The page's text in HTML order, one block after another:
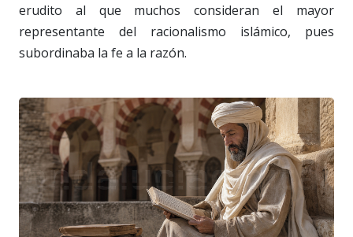
erudito al que muchos consideran el mayor
representante del racionalismo islámico, pues
subordinaba la fe a la razón.